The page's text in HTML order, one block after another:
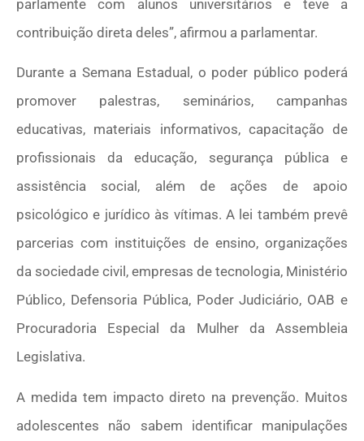
parlamente com alunos universitários e teve a
contribuição direta deles”, afirmou a parlamentar.
Durante a Semana Estadual, o poder público poderá
promover palestras, seminários, campanhas
educativas, materiais informativos, capacitação de
profissionais da educação, segurança pública e
assistência social, além de ações de apoio
psicológico e jurídico às vítimas. A lei também prevê
parcerias com instituições de ensino, organizações
da sociedade civil, empresas de tecnologia, Ministério
Público, Defensoria Pública, Poder Judiciário, OAB e
Procuradoria Especial da Mulher da Assembleia
Legislativa.
A medida tem impacto direto na prevenção. Muitos
adolescentes não sabem identificar manipulações